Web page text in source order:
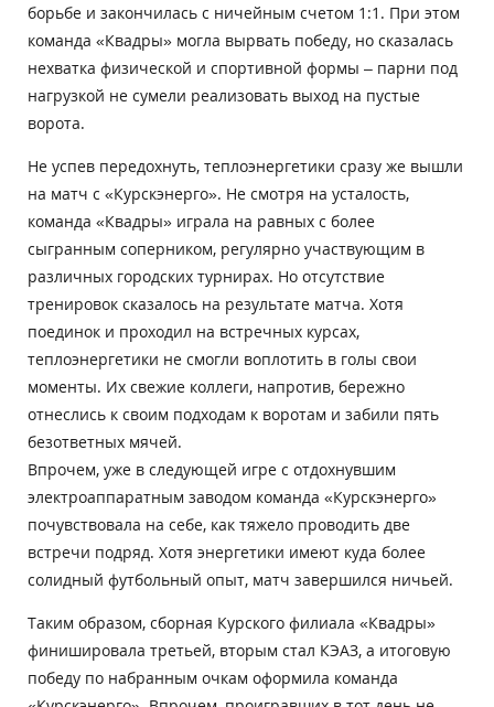
борьбе и закончилась с ничейным счетом 1:1. При этом
команда «Квадры» могла вырвать победу, но сказалась
нехватка физической и спортивной формы – парни под
нагрузкой не сумели реализовать выход на пустые
ворота.
Не успев передохнуть, теплоэнергетики сразу же вышли
на матч с «Курскэнерго». Не смотря на усталость,
команда «Квадры» играла на равных с более
сыгранным соперником, регулярно участвующим в
различных городских турнирах. Но отсутствие
тренировок сказалось на результате матча. Хотя
поединок и проходил на встречных курсах,
теплоэнергетики не смогли воплотить в голы свои
моменты. Их свежие коллеги, напротив, бережно
отнеслись к своим подходам к воротам и забили пять
безответных мячей.
Впрочем, уже в следующей игре с отдохнувшим
электроаппаратным заводом команда «Курскэнерго»
почувствовала на себе, как тяжело проводить две
встречи подряд. Хотя энергетики имеют куда более
солидный футбольный опыт, матч завершился ничьей.
Таким образом, сборная Курского филиала «Квадры»
финишировала третьей, вторым стал КЭАЗ, а итоговую
победу по набранным очкам оформила команда